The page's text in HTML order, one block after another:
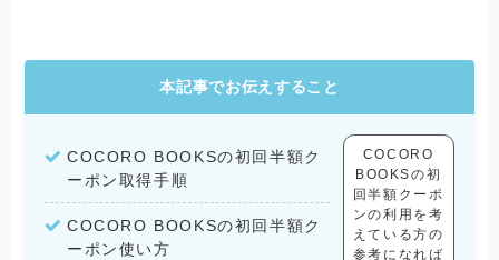
本記事でお伝えすること
COCORO BOOKSの初回半額ク
ーポン取得手順
COCORO BOOKSの初回半額ク
ーポン使い方
COCORO
BOOKSの初
回半額クーポ
ンの利用を考
えている方の
参考になれば